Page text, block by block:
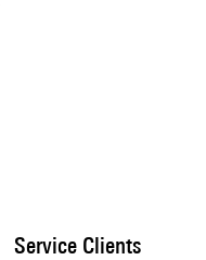
Service Clients